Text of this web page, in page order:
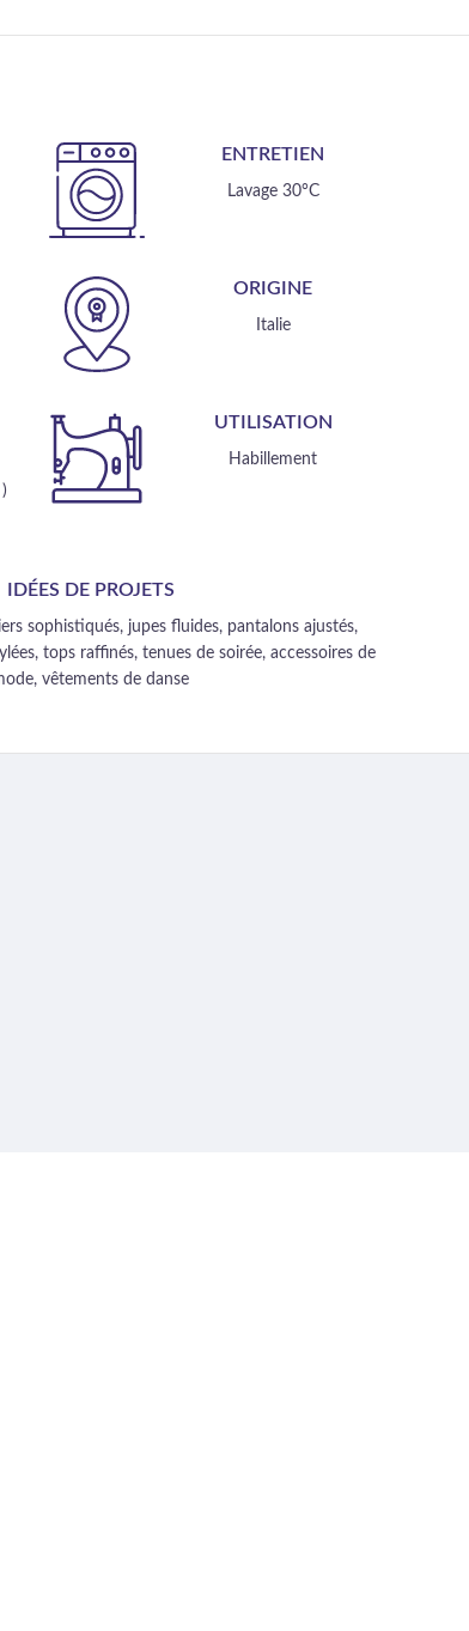
ENTRETIEN
Lavage 30°C
ORIGINE
Italie
UTILISATION
Habillement
IDÉES DE PROJETS
sophistiqués, jupes fluides, pantalons ajustés,
tops raffinés, tenues de soirée, accessoires de
vêtements de danse